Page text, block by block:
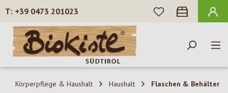
Zum Hauptinhalt springen
+39 0473 201023
DU HAST 0
Körperpflege & Haushalt Haushalt Flaschen & Behälter